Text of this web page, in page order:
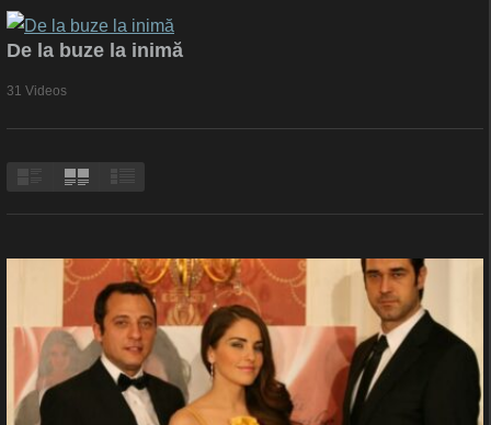
De la buze la inimă
31 Videos